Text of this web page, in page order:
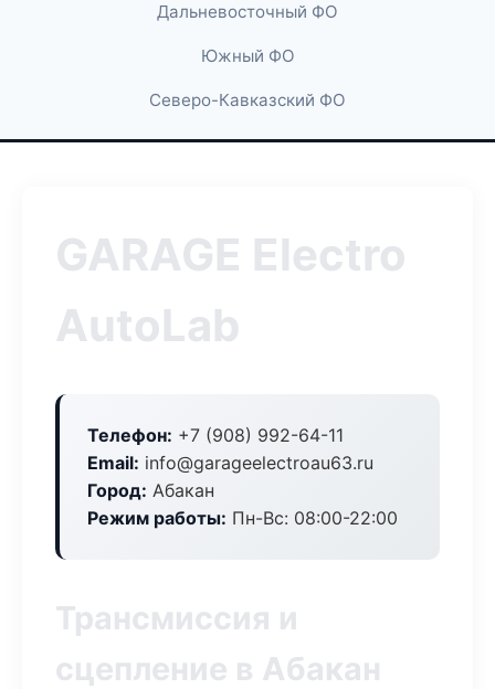
Дальневосточный ФО
Южный ФО
Северо-Кавказский ФО
GARAGE Electro
AutoLab
Телефон: +7 (908) 992-64-11
Email: info@garageelectroau63.ru
Город: Абакан
Режим работы: Пн-Вс: 08:00-22:00
Трансмиссия и
сцепление в Абакан